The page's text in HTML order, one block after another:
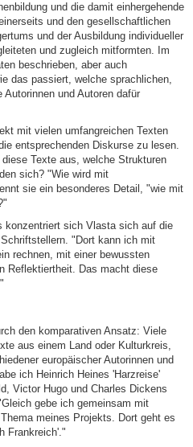
und die damit einhergehende
und den gesellschaftlichen
und der Ausbildung individueller
und zugleich mitformten. Im
beschrieben, aber auch
das passiert, welche sprachlichen,
und Autoren dafür
mit vielen umfangreichen Texten
entsprechenden Diskurse zu lesen.
Texte aus, welche Strukturen
sich? "Wie wird mit
sie ein besonderes Detail, "wie mit
konzentriert sich Vlasta sich auf die
"Dort kann ich mit
rechnen, mit einer bewussten
Reflektiertheit. Das macht diese
den komparativen Ansatz: Viele
aus einem Land oder Kulturkreis,
europäischer Autorinnen und
ich Heinrich Heines 'Harzreise'
Victor Hugo und Charles Dickens
gebe ich gemeinsam mit
meines Projekts. Dort geht es
Frankreich'."